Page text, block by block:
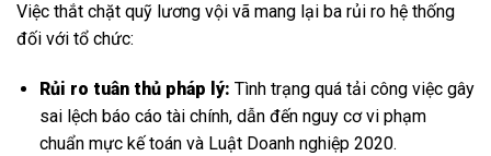
Việc thắt chặt quỹ lương vội vã mang lại ba rủi ro hệ thống
đối với tổ chức:
Rủi ro tuân thủ pháp lý: Tình trạng quá tải công việc gây
sai lệch báo cáo tài chính, dẫn đến nguy cơ vi phạm
chuẩn mực kế toán và Luật Doanh nghiệp 2020.